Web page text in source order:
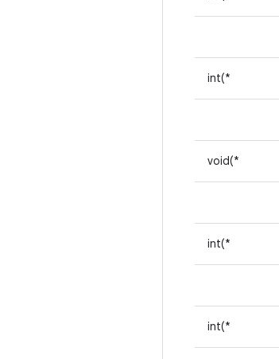
int(*
void(*
int(*
int(*